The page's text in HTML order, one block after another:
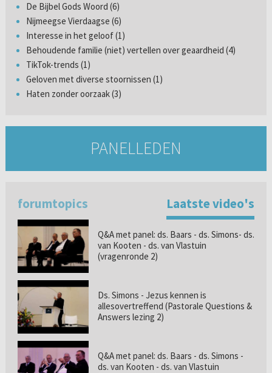
De Bijbel Gods Woord (6)
Nijmeegse Vierdaagse (6)
Interesse in het geloof (1)
Behoudende familie (niet) vertellen over geaardheid (4)
TikTok-trends (1)
Geloven met diverse stoornissen (1)
Haten zonder oorzaak (3)
PANELLEDEN
forumtopics Laatste video's
Q&A met panel: ds. Baars - ds. Simons- ds.
van Kooten - ds. van Vlastuin
(vragenronde 2)
Ds. Simons - Jezus kennen is
allesovertreffend (Pastorale Questions &
Answers lezing 2)
Q&A met panel: ds. Baars - ds. Simons -
ds. van Kooten - ds. van Vlastuin